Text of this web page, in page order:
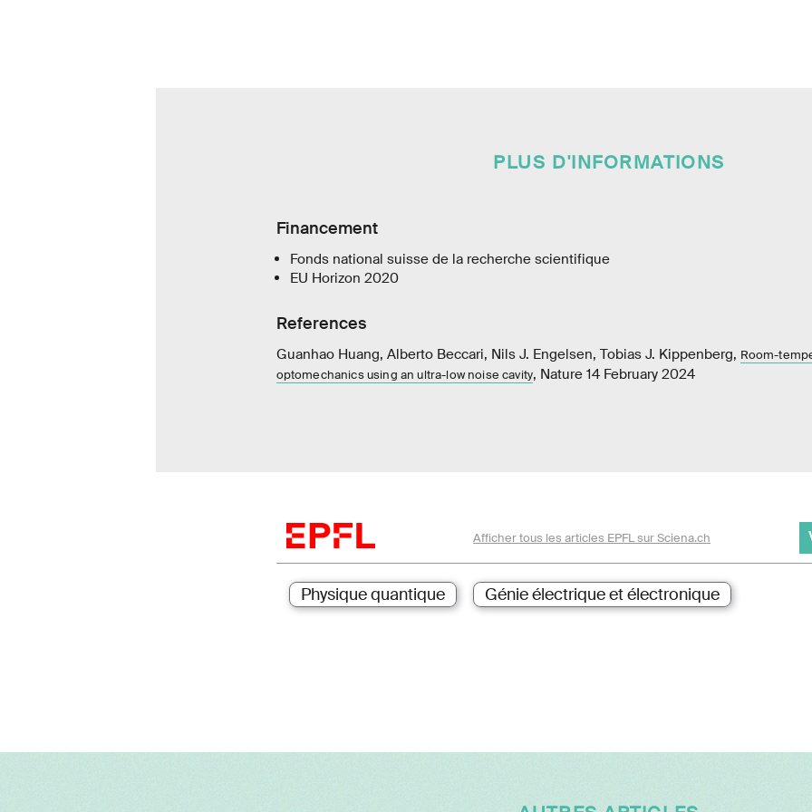
PLUS D'INFORMATIONS
Financement
Fonds national suisse de la recherche scientifique
EU Horizon 2020
References
Guanhao Huang, Alberto Beccari, Nils J. Engelsen, Tobias J. Kippenberg, Room-
optomechanics using an ultra-low noise cavity, Nature 14 February 2024
Afficher tous les articles EPFL sur Sciena.ch
Physique quantique Génie électrique et électronique